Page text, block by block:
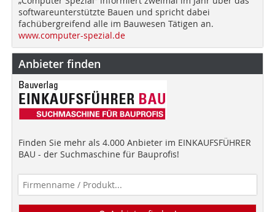
softwareunterstützte Bauen und spricht dabei
fachübergreifend alle im Bauwesen Tätigen an.
www.computer-spezial.de
Anbieter finden
Finden Sie mehr als 4.000 Anbieter im EINKAUFSFÜHRER
BAU - der Suchmaschine für Bauprofis!